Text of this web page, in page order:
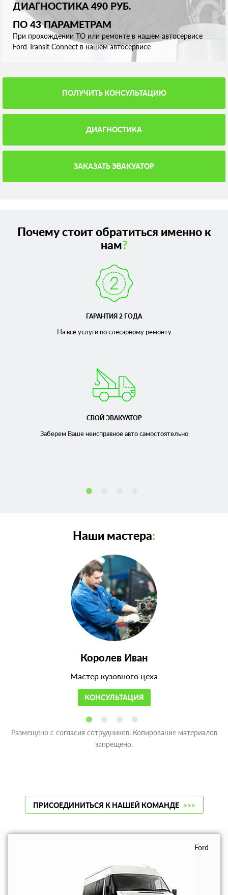
ДИАГНОСТИКА 490 РУБ.
ПО 43 ПАРАМЕТРАМ
При прохождении ТО или ремонте в нашем автосервисе
Ford Transit Connect в нашем автосервисе
ПОЛУЧИТЬ КОНСУЛЬТАЦИЮ
ДИАГНОСТИКА
ЗАКАЗАТЬ ЭВАКУАТОР
Почему стоит обратиться именно к
нам?
ГАРАНТИЯ 2 ГОДА
На все услуги по слесарномуремонту
СВОЙ ЭВАКУАТОР
Заберем Ваше неисправноеавто самостоятельно
Наши мастера:
Королев Иван
Мастер кузовного цеха
КОНСУЛЬТАЦИЯ
Размещено с согласия сотрудников. Копирование материалов
запрещено.
ПРИСОЕДИНИТЬСЯ К НАШЕЙ КОМАНДЕ >>>
Ford